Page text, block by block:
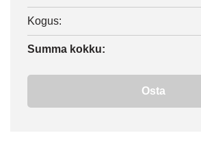
Kogus:
Summa kokku:
Osta